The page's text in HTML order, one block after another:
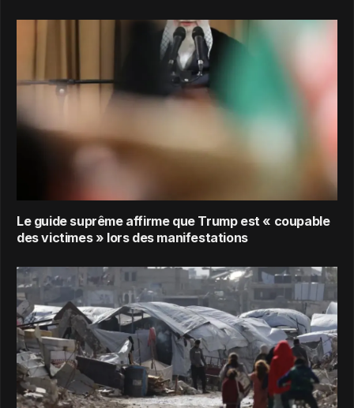
Le guide suprême affirme que Trump est « coupable
des victimes » lors des manifestations